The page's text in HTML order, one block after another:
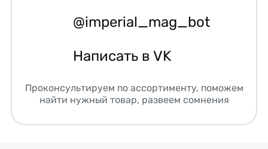
@imperial_mag_bot
Написать в VK
Проконсультируем по ассортименту, поможем
найти нужный товар, развеем сомнения